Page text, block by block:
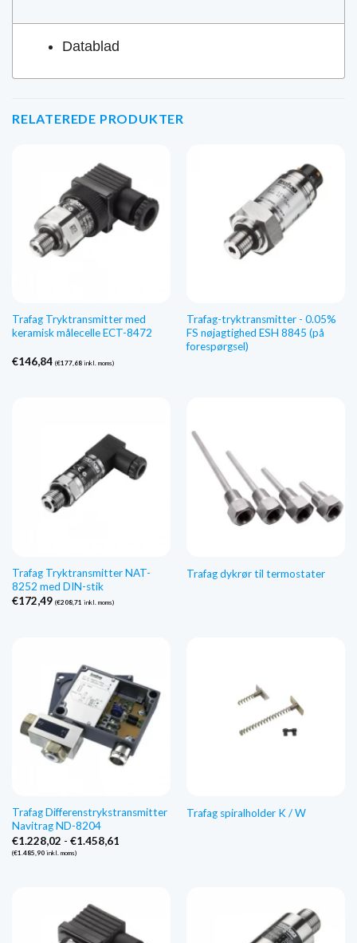
Datablad
RELATEREDE PRODUKTER
Trafag Tryktransmitter med
keramisk målecelle ECT-8472
€146,84 (€177,68inkl. moms)
Trafag-tryktransmitter - 0.05%
FS nøjagtighed ESH 8845 (på
forespørgsel)
Trafag Tryktransmitter NAT-
8252 med DIN-stik
€172,49 (€208,71 inkl. moms)
Trafag dykrør til termostater
Trafag Differenstrykstransmitter
Navitrag ND-8204
€1.228,02 - €1.458,61
(€1.485,90inkl. moms)
Trafag spiralholder K / W